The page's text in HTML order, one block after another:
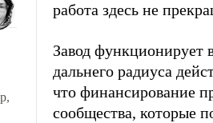
работа здесь не
Завод функционирует
дальнего радиуса
что финансирование
сообщества, которые